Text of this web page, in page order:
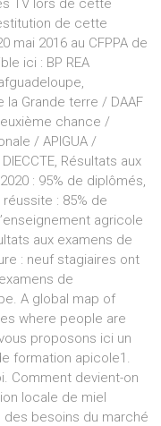
TV lors de cette
de cette
mai 2016 au CFPPA de
ici : BP REA
la Grande terre / DAAF
chance /
/ APIGUA /
Résultats aux
: 95% de diplômés,
: 85% de
agricole
aux examens de
: neuf stagiaires ont
de
A global map of
where people are
proposons ici un
formation apicole1.
Comment devient-on
locale de miel
besoins du marché